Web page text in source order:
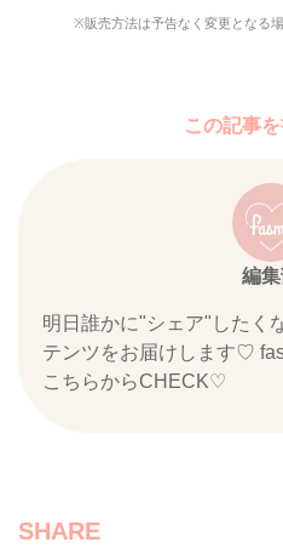
※販売方法は予告なく変更となる
この記事
編
明日誰かに"シェア"したく
テンツをお届けします♡
こちらからCHECK♡
SHARE